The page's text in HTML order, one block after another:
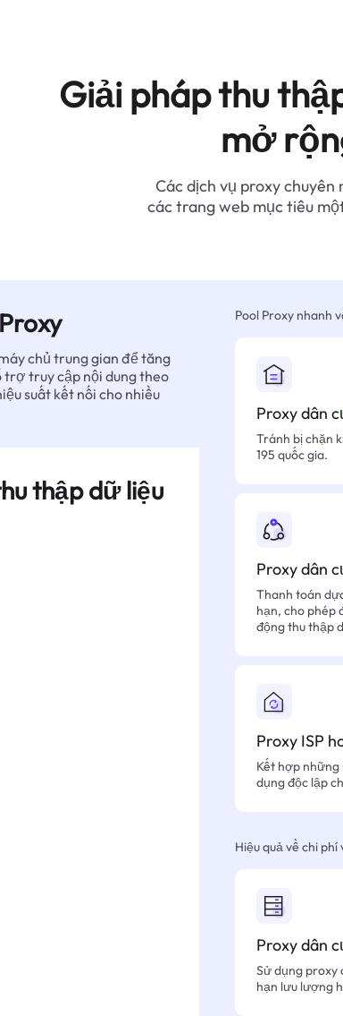
Giải pháp thu
mở
Các dịch vụ proxy
các trang web mục tiêu
chủ trung gian để tăng
trợ truy cập nội dung theo
suất kết nối cho nhiều
thập dữ liệu
Pool Proxy nhanh
Proxy dân
Tránh bị chặn
195 quốc gia.
Proxy dân
Thanh toán
hạn, cho phép
động thu thập
Proxy ISP
Kết hợp những
dụng độc lập
Hiệu quả về chi phí
Proxy dân
Sử dụng proxy
hạn lưu lượng